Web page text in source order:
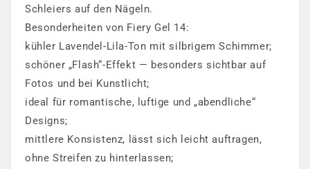
Schleiers auf den Nägeln.
Besonderheiten von Fiery Gel 14:
kühler Lavendel-Lila-Ton mit silbrigem Schimmer;
schöner „Flash“-Effekt — besonders sichtbar auf
Fotos und bei Kunstlicht;
ideal für romantische, luftige und „abendliche“
Designs;
mittlere Konsistenz, lässt sich leicht auftragen,
ohne Streifen zu hinterlassen;